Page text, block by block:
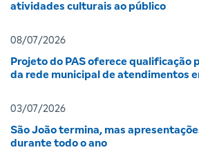
atividades culturais ao público
08/07/2026
Projeto do PAS oferece qualificação
da rede municipal de atendimentos
03/07/2026
São João termina, mas
durante todo o ano